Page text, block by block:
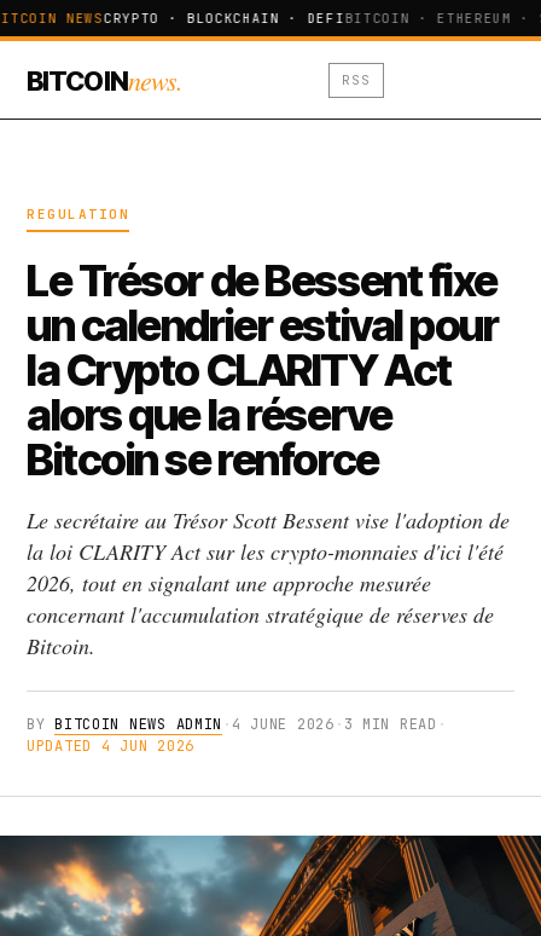
NEWSCRYPTO · BLOCKCHAIN · DEFIBITCOIN · ETHEREUM ·
BITCOINnews. RSS
REGULATION
Le Trésor de Bessent fixe
un calendrier estival pour
la Crypto CLARITY Act
alors que la réserve
Bitcoin se renforce
Le secrétaire au Trésor Scott Bessent vise l'adoption de
la loi CLARITY Act sur les crypto-monnaies d'ici l'été
2026, tout en signalant une approche mesurée
concernant l'accumulation stratégique de réserves de
Bitcoin.
BYBITCOIN NEWS ADMIN · 4 JUNE 2026 · 3 MIN READ ·
UPDATED 4 JUN 2026